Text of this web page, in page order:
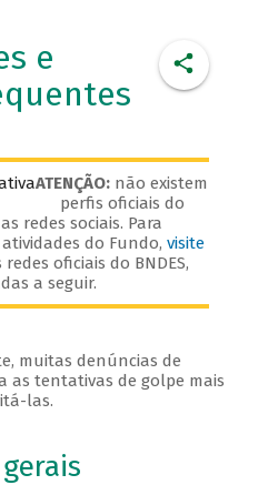
e
ATENÇÃO: não existem
perfis oficiais do
redes sociais. Para
do Fundo,visite
oficiais do BNDES,
a seguir.
muitas denúncias de
as tentativas de golpe mais
las.